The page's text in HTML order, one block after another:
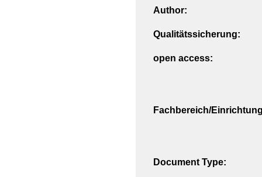
Author:
Qualitätssicherung:
open access:
Fachbereich/
Document Type: